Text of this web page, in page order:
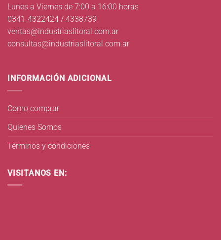
Lunes a Viernes de 7:00 a 16:00 horas
0341-4322424 / 4338739
ventas@industriaslitoral.com.ar
consultas@industriaslitoral.com.ar
INFORMACIÓN ADICIONAL
Como comprar
Quienes Somos
Términos y condiciones
VISITANOS EN: